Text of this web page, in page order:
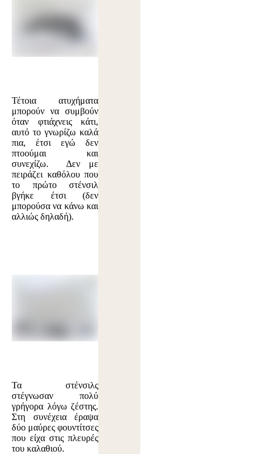
Τέτοια ατυχήματα
μπορούν να συμβούν
όταν φτιάχνεις κάτι,
αυτό το γνωρίζω καλά
πια, έτσι εγώ δεν
πτοούμαι και
συνεχίζω. Δεν με
πειράζει καθόλου που
το πρώτο στένσιλ
βγήκε έτσι (δεν
μπορούσα να κάνω και
αλλιώς δηλαδή).
Τα στένσιλς
στέγνωσαν πολύ
γρήγορα λόγω ζέστης.
Στη συνέχεια έραψα
δύο μαύρες φουντίτσες
που είχα στις πλευρές
του καλαθιού.